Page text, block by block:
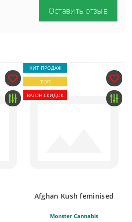
Оставить отзыв
ХИТ ПРОДАЖ
ТОП
ВАГОН СКИДОК
Afghan Kush feminised
Monster Cannabis